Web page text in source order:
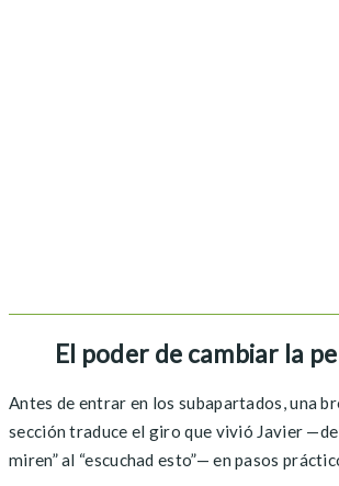
El poder de cambiar la
Antes de entrar en los subapartados, una
sección traduce el giro que vivió Javier
miren” al “escuchad esto”— en pasos